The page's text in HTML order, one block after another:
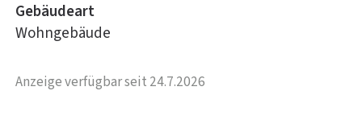
Gebäudeart
Wohngebäude
Anzeige verfügbar seit 24.7.2026